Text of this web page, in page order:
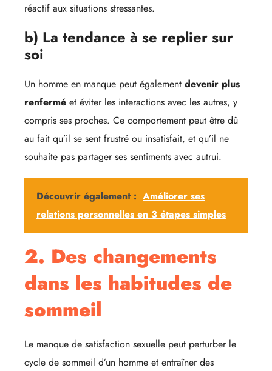
réactif aux situations stressantes.
b) La tendance à se replier sur
soi
Un homme en manque peut également devenir plus
renfermé et éviter les interactions avec les autres, y
compris ses proches. Ce comportement peut être dû
au fait qu’il se sent frustré ou insatisfait, et qu’il ne
souhaite pas partager ses sentiments avec autrui.
Découvrir également : Améliorer ses
relations personnelles en 3 étapes simples
2. Des changements
dans les habitudes de
sommeil
Le manque de satisfaction sexuelle peut perturber le
cycle de sommeil d’un homme et entraîner des